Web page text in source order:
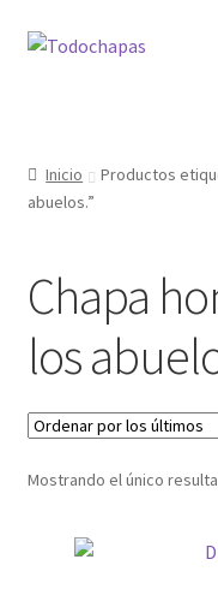
Inicio
Productos
abuelos.”
Chapa
los
Mostrando el único